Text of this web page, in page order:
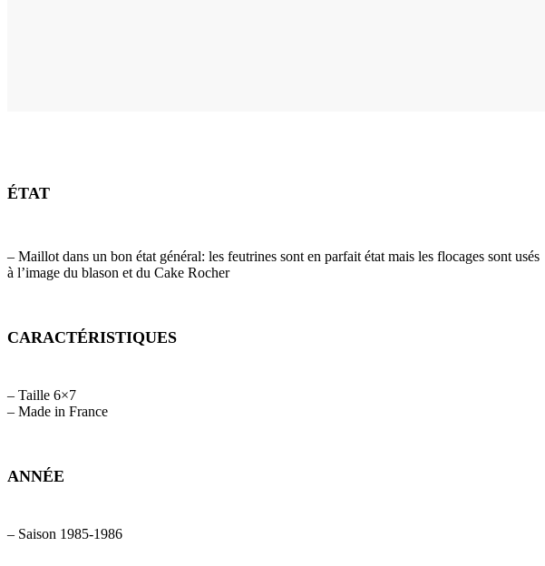
ÉTAT
– Maillot dans un bon état général: les feutrines sont en parfait état mais les flocages sont usés
à l’image du blason et du Cake Rocher
CARACTÉRISTIQUES
– Taille 6×7
– Made in France
ANNÉE
– Saison 1985-1986